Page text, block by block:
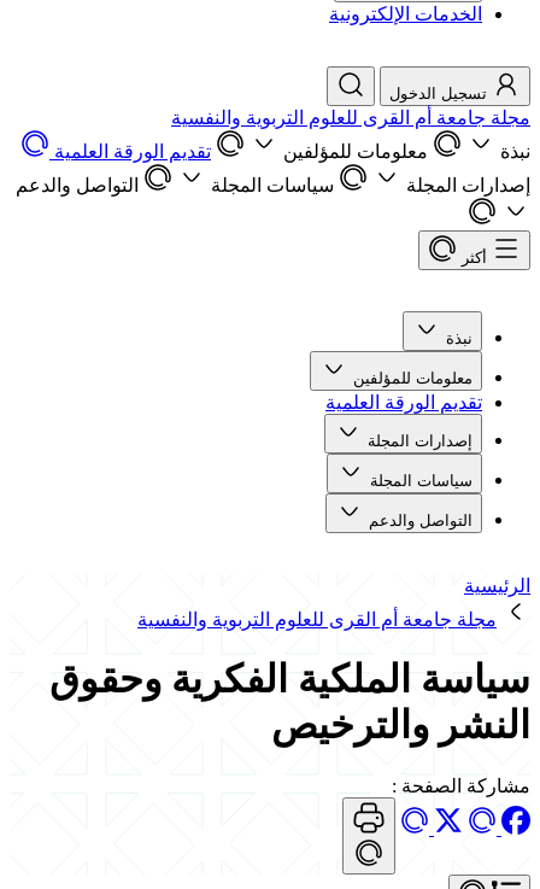
الخدمات الإلكترونية
تسجيل الدخول
مجلة جامعة أم القرى للعلوم التربوية والنفسية
نبذة
معلومات للمؤلفين
تقديم الورقة العلمية
إصدارات المجلة
سياسات المجلة التواصل والدعم
أكثر
نبذة
معلومات للمؤلفين
تقديم الورقة العلمية
إصدارات المجلة
سياسات المجلة
التواصل والدعم
الرئيسية
مجلة جامعة أم القرى للعلوم التربوية والنفسية
سياسة الملكية الفكرية وحقوق
النشر والترخيص
مشاركة الصفحة :